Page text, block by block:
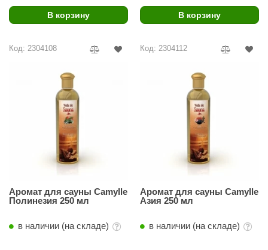
icon
В корзину В корзину
Код: 2304108
Аромат для сауны Camylle
Полинезия 250 мл
в наличии (на складе)
Код: 2304112
Аромат для сауны Camylle
Азия 250 мл
в наличии (на складе)